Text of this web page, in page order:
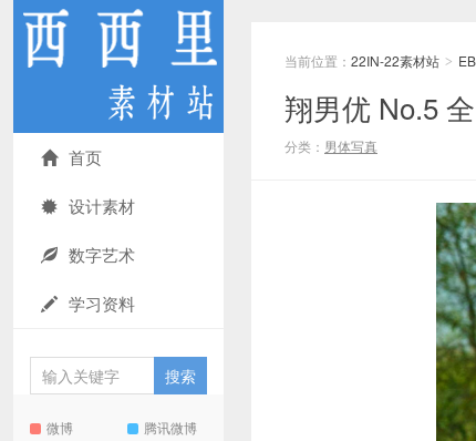
首页
设计素材
数字艺术
学习资料
微博
腾讯微博
当前位置： 22IN-22素材站 >
翔男优 No.5
分类： 男体写真